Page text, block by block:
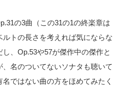
の3曲（この31の1の終楽章は
トの長さを考えれば気にならな
、Op.53や57が傑作中の傑作と
名のついてないソナタも聴いて
ではない曲の方をほめてみたく